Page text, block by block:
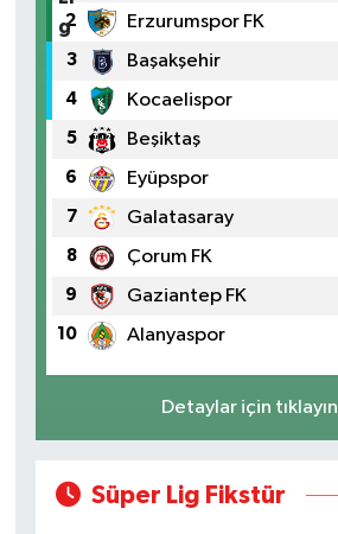
2 Erzurumspor FK
3 Başakşehir
4 Kocaelispor
5 Beşiktaş
6 Eyüpspor
7 Galatasaray
8 Çorum FK
9 Gaziantep FK
10 Alanyaspor
Detaylar için tıklayın
Süper Lig Fikstür